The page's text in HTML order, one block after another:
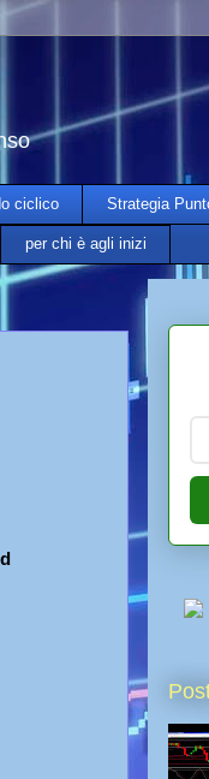
ciclico Strategia
per chi è agli inizi